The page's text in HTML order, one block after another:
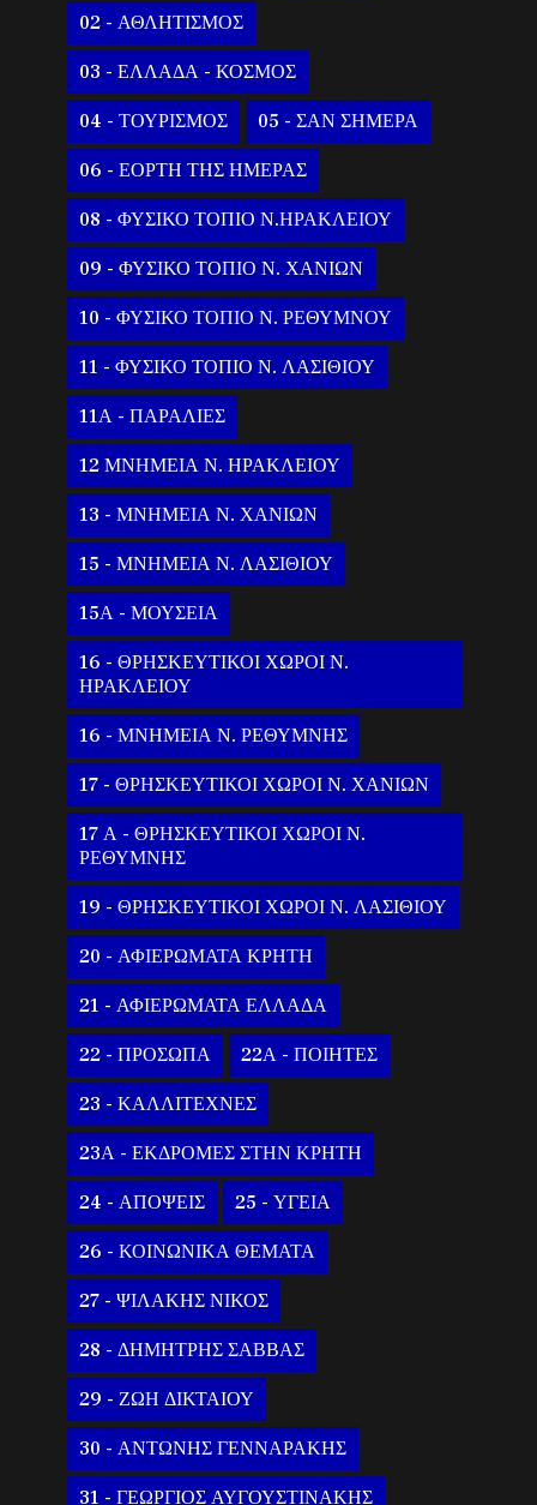
02 - ΑΘΛΗΤΙΣΜΟΣ
03 - ΕΛΛΑΔΑ - ΚΟΣΜΟΣ
04 - ΤΟΥΡΙΣΜΟΣ 05 - ΣΑΝ ΣΗΜΕΡΑ
06 - ΕΟΡΤΗ ΤΗΣ ΗΜΕΡΑΣ
08 - ΦΥΣΙΚΟ ΤΟΠΙΟ Ν.ΗΡΑΚΛΕΙΟΥ
09 - ΦΥΣΙΚΟ ΤΟΠΙΟ Ν. ΧΑΝΙΩΝ
10 - ΦΥΣΙΚΟ ΤΟΠΙΟ Ν. ΡΕΘΥΜΝΟΥ
11 - ΦΥΣΙΚΟ ΤΟΠΙΟ Ν. ΛΑΣΙΘΙΟΥ
11Α - ΠΑΡΑΛΙΕΣ
12 ΜΝΗΜΕΙΑ Ν. ΗΡΑΚΛΕΙΟΥ
13 - ΜΝΗΜΕΙΑ Ν. ΧΑΝΙΩΝ
15 - ΜΝΗΜΕΙΑ Ν. ΛΑΣΙΘΙΟΥ
15Α - ΜΟΥΣΕΙΑ
16 - ΘΡΗΣΚΕΥΤΙΚΟΙ ΧΩΡΟΙ Ν.
ΗΡΑΚΛΕΙΟΥ
16 - ΜΝΗΜΕΙΑ Ν. ΡΕΘΥΜΝΗΣ
17 - ΘΡΗΣΚΕΥΤΙΚΟΙ ΧΩΡΟΙ Ν. ΧΑΝΙΩΝ
17 Α - ΘΡΗΣΚΕΥΤΙΚΟΙ ΧΩΡΟΙ Ν.
ΡΕΘΥΜΝΗΣ
19 - ΘΡΗΣΚΕΥΤΙΚΟΙ ΧΩΡΟΙ Ν. ΛΑΣΙΘΙΟΥ
20 - ΑΦΙΕΡΩΜΑΤΑ ΚΡΗΤΗ
21 - ΑΦΙΕΡΩΜΑΤΑ ΕΛΛΑΔΑ
22 - ΠΡΟΣΩΠΑ 22Α - ΠΟΙΗΤΕΣ
23 - ΚΑΛΛΙΤΕΧΝΕΣ
23Α - ΕΚΔΡΟΜΕΣ ΣΤΗΝ ΚΡΗΤΗ
24 - ΑΠΟΨΕΙΣ 25 - ΥΓΕΙΑ
26 - ΚΟΙΝΩΝΙΚΑ ΘΕΜΑΤΑ
27 - ΨΙΛΑΚΗΣ ΝΙΚΟΣ
28 - ΔΗΜΗΤΡΗΣ ΣΑΒΒΑΣ
29 - ΖΩΗ ΔΙΚΤΑΙΟΥ
30 - ΑΝΤΩΝΗΣ ΓΕΝΝΑΡΑΚΗΣ
31 - ΓΕΩΡΓΙΟΣ ΑΥΓΟΥΣΤΙΝΑΚΗΣ